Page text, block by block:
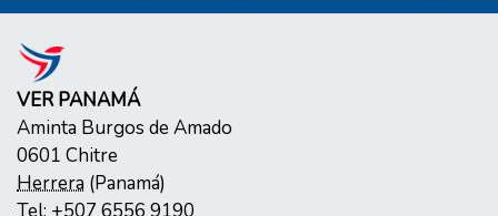
VER PANAMÁ
Aminta Burgos de Amado
0601 Chitre
Herrera (Panamá)